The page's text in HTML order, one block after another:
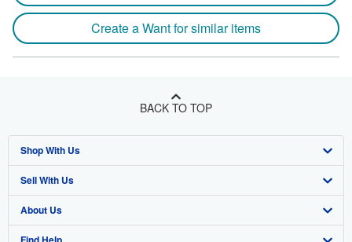
Create a Want for similar items
BACK TO TOP
Shop With Us
Advanced Search
Browse Collections
Sell With Us
Start Selling
About Us